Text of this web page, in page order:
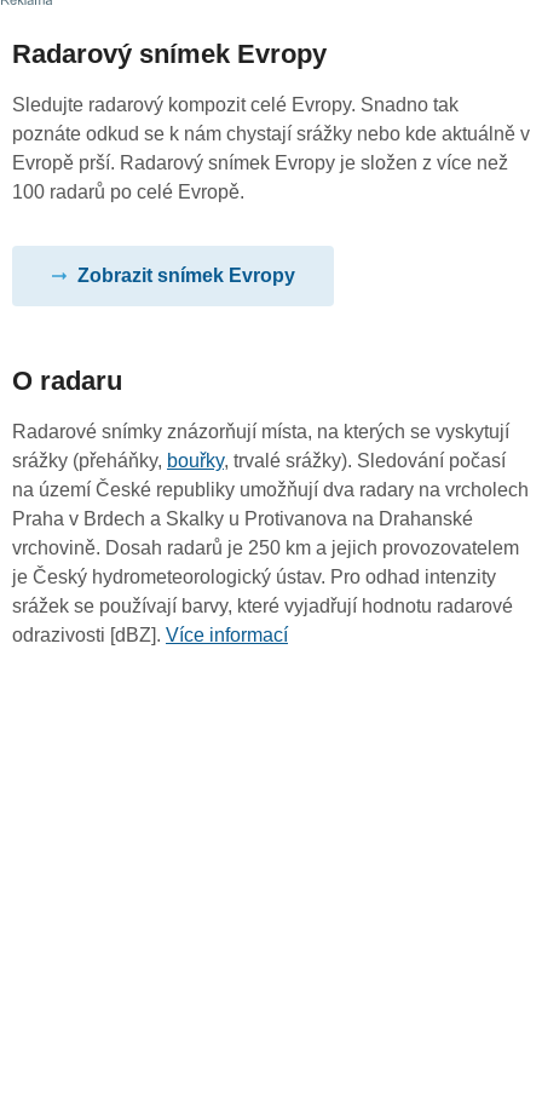
Radarový snímek Evropy
Sledujte radarový kompozit celé Evropy. Snadno tak
poznáte odkud se k nám chystají srážky nebo kde aktuálně v
Evropě prší. Radarový snímek Evropy je složen z více než
100 radarů po celé Evropě.
Zobrazit snímek Evropy
O radaru
Radarové snímky znázorňují místa, na kterých se vyskytují
srážky (přeháňky, bouřky, trvalé srážky). Sledování počasí
na území České republiky umožňují dva radary na vrcholech
Praha v Brdech a Skalky u Protivanova na Drahanské
vrchovině. Dosah radarů je 250 km a jejich provozovatelem
je Český hydrometeorologický ústav. Pro odhad intenzity
srážek se používají barvy, které vyjadřují hodnotu radarové
odrazivosti [dBZ]. Více informací